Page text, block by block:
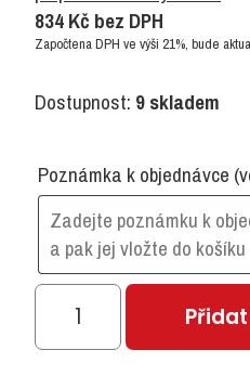
834Kč bez DPH
Započtena DPH ve výši 21%, bude
Dostupnost: 9 skladem
Poznámka k objednávce
Věž
emocí